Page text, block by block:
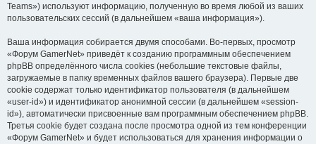
Teams») используют информацию, полученную во время любой из ваших
пользовательских сессий (в дальнейшем «ваша информация»).
Ваша информация собирается двумя способами. Во-первых, просмотр
«Форум GamerNet» приведёт к созданию программным обеспечением
phpBB определённого числа cookies (небольшие текстовые файлы,
загружаемые в папку временных файлов вашего браузера). Первые две
cookie содержат только идентификатор пользователя (в дальнейшем
«user-id») и идентификатор анонимной сессии (в дальнейшем «session-
id»), автоматически присвоенные вам программным обеспечением phpBB.
Третья cookie будет создана после просмотра одной из тем конференции
«Форум GamerNet» и будет использоваться для хранения информации о